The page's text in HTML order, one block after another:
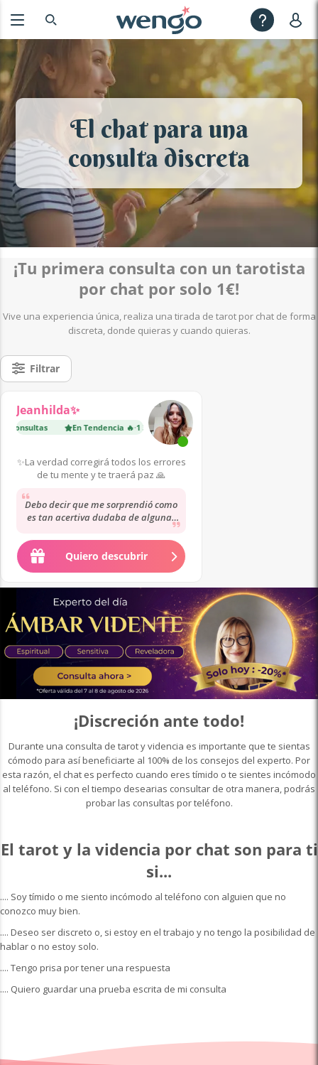
El chat para una
consulta discreta
¡Tu primera consulta con un tarotista
por chat por solo 1€!
Vive una experiencia única, realiza una tirada de tarot por chat de forma
discreta, donde quieras y cuando quieras.
Filtrar
Jeanhilda✨
consultas En Tendencia 🔥 ·1 300 consultas
✨La verdad corregirá todos los errores
de tu mente y te traerá paz 🙏
Debo decir que me sorprendió como
es tan acertiva dudaba de algunas
lectura...
Quiero descubrir
¡Discreción ante todo!
Durante una consulta de tarot y videncia es importante que te sientas
cómodo para así beneficiarte al 100% de los consejos del experto. Por
esta razón, el chat es perfecto cuando eres tímido o te sientes incómodo
al teléfono. Si con el tiempo desearias consultar de otra manera, podrás
probar las consultas por teléfono.
El tarot y la videncia por chat son para ti
si...
.... Soy tímido o me siento incómodo al teléfono con alguien que no
conozco muy bien.
.... Deseo ser discreto o, si estoy en el trabajo y no tengo la posibilidad de
hablar o no estoy solo.
.... Tengo prisa por tener una respuesta
.... Quiero guardar una prueba escrita de mi consulta